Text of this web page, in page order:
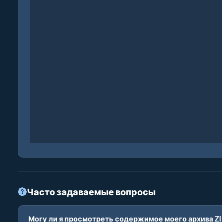
Часто задаваемые вопросы
Могу ли я просмотреть содержимое моего архива